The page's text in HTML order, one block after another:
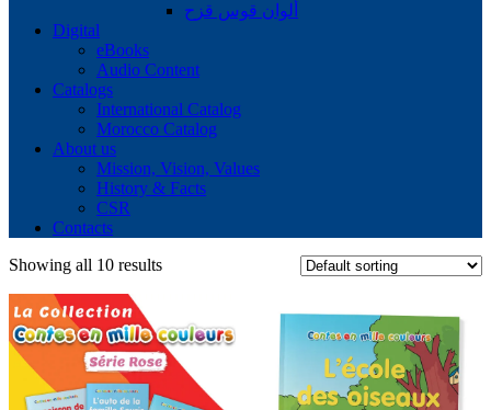
ألوان قوس قزح
Digital
eBooks
Audio Content
Catalogs
International Catalog
Morocco Catalog
About us
Mission, Vision, Values
History & Facts
CSR
Contacts
Showing all 10 results